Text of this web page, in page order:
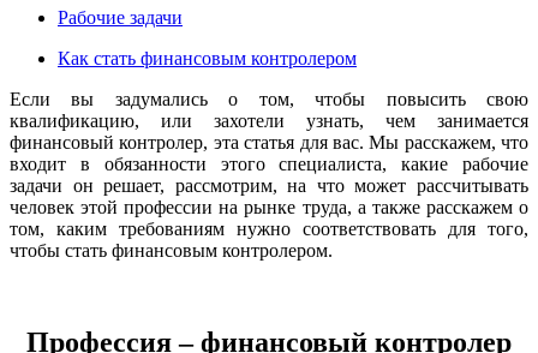
Рабочие задачи
Как стать финансовым контролером
Если вы задумались о том, чтобы повысить свою
квалификацию, или захотели узнать, чем занимается
финансовый контролер, эта статья для вас. Мы расскажем, что
входит в обязанности этого специалиста, какие рабочие
задачи он решает, рассмотрим, на что может рассчитывать
человек этой профессии на рынке труда, а также расскажем о
том, каким требованиям нужно соответствовать для того,
чтобы стать финансовым контролером.
Профессия – финансовый контролер